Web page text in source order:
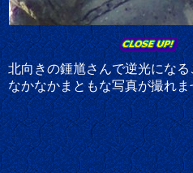
北向きの鍾馗さんで逆光にな
なかなかまともな写真が撮れま